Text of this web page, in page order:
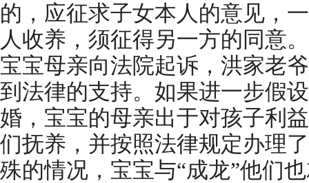
的，应征求子女本人的意见，
人收养，须征得另一方的同意
宝宝母亲向法院起诉，洪家老
到法律的支持。如果进一步假
婚，宝宝的母亲出于对孩子利
们抚养，并按照法律规定办理
殊的情况，宝宝与“成龙”他们